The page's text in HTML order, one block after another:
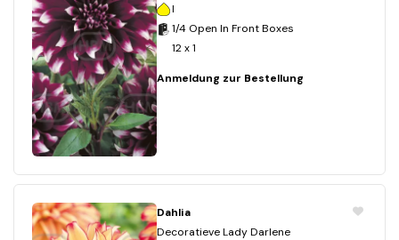
I
1/4 Open In Front Boxes
12 x 1
Anmeldung zur Bestellung
Dahlia
Decoratieve Lady Darlene